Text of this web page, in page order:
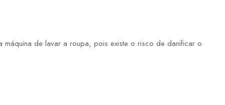
máquina de lavar a roupa, pois existe o risco de danificar o